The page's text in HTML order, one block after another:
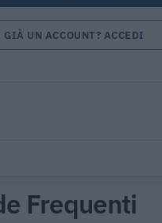
UN ACCOUNT? ACCEDI
Frequenti